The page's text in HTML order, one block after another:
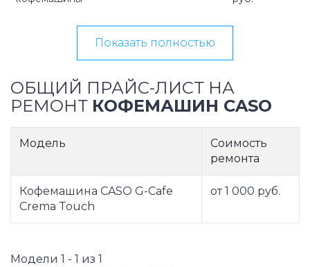
Показать полностью
ОБЩИЙ ПРАЙС-ЛИСТ НА
РЕМОНТ КОФЕМАШИН CASO
Модель
Соимость
ремонта
Кофемашина CASO G-Cafe
Crema Touch
от 1 000 руб.
Модели 1 - 1 из 1